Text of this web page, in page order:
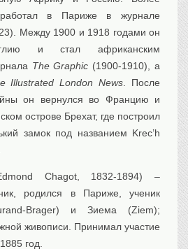
в Париже в журнале
Между 1900 и 1918 годами он
и стал африканским
The Graphic (1900-1910), а
Illustrated London News . После
он вернулся во Францию ​​и
острове Брехат, где построил
замок под названием Krec’h
Chagot, 1832-1894) –
родился в Париже, ученик
Brager) и Зиемa (Ziem);
живописи. Принимал участие
год.